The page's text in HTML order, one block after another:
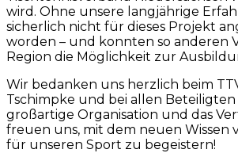
wird. Ohne unsere langjährige
sicherlich nicht für dieses Projekt
worden – und konnten so anderen
Region die Möglichkeit zur
Wir bedanken uns herzlich beim
Tschimpke und bei allen
großartige Organisation und das
freuen uns, mit dem neuen Wissen
für unseren Sport zu begeistern!